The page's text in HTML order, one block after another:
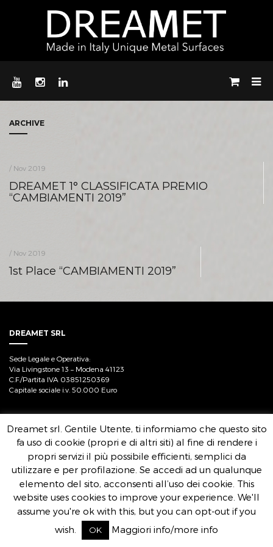
ARCHIVE
/ Nov 2019
DREAMET 1° CLASSIFICATA PREMIO
“CAMBIAMENTI 2019”
/ Nov 2019
1st Place “CAMBIAMENTI 2019”
DREAMET SRL
Sede Legale e Operativa:
Via Livingstone 13 – Modena 41123
C.F./Partita IVA 03851250369
Capitale sociale i.v. 50.000 Euro
Dreamet srl. Gentile Utente, ti informiamo che questo sito
fa uso di cookie (propri e di altri siti) al fine di rendere i
propri servizi il più possibile efficienti, semplici da
utilizzare e per profilazione. Se accedi ad un qualunque
elemento del sito, acconsenti all’uso dei cookie. This
website uses cookies to improve your experience. We'll
assume you're ok with this, but you can opt-out if you
wish.
OK Maggiori info/more info